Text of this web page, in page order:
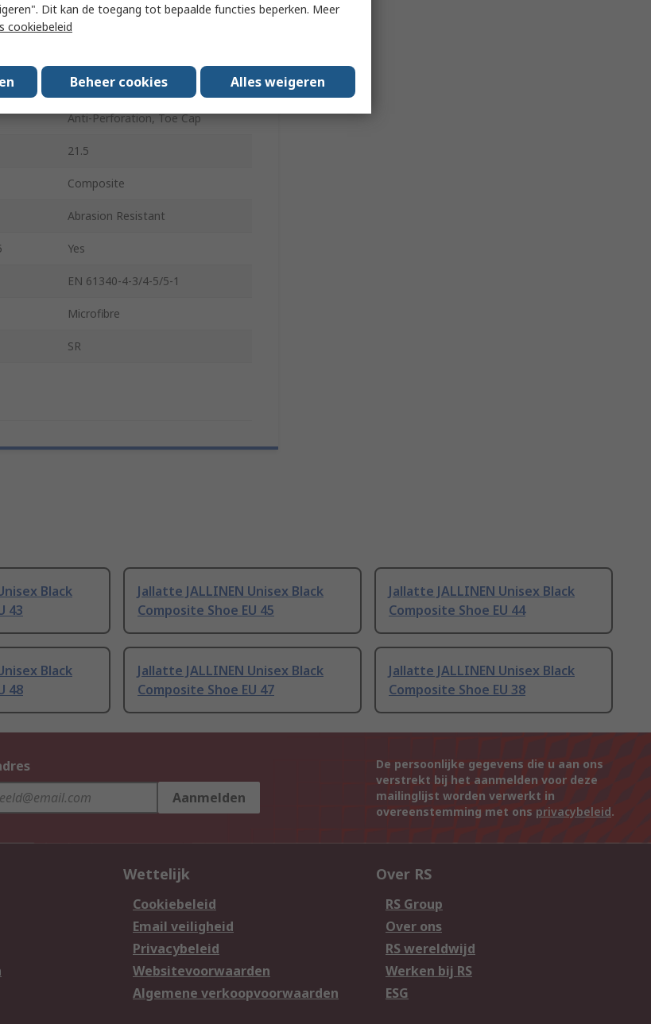
Composite
3.5
Anti-Perforation, Toe Cap
21.5
Composite
Abrasion Resistant
Yes
EN 61340-4-3/4-5/5-1
Microfibre
SR
Black
43
Jallatte JALLINEN Unisex Black
Composite Shoe EU 45
Jallatte JALLINEN Unisex Black
Composite Shoe EU 44
Black
48
Jallatte JALLINEN Unisex Black
Composite Shoe EU 47
Jallatte JALLINEN Unisex Black
Composite Shoe EU 38
Aanmelden
De persoonlijke gegevens die u aan ons
verstrekt bij het aanmelden voor deze
mailinglijst worden verwerkt in
overeenstemming met ons privacybeleid.
Wettelijk
Cookiebeleid
Email veiligheid
Privacybeleid
Websitevoorwaarden
Algemene verkoopvoorwaarden
Over RS
RS Group
Over ons
RS wereldwijd
Werken bij RS
ESG
Dit kan de toegang tot bepaalde functies beperken. Meer
cookiebeleid
Beheer cookies Alles weigeren